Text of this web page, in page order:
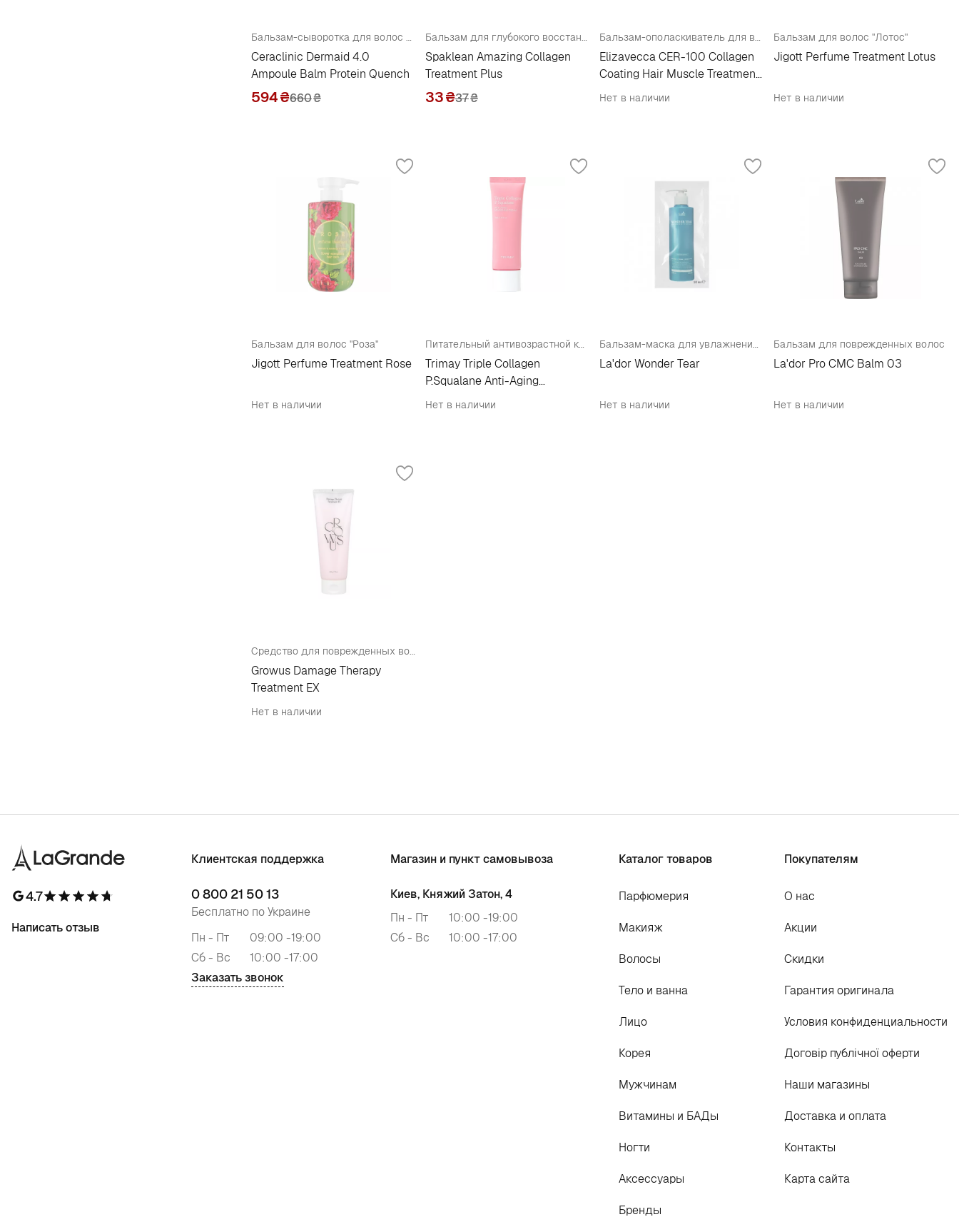
Бальзам-сыворотка для волос несмываемый "Восстановление и защита"
Ceraclinic Dermaid 4.0
Ampoule Balm Protein Quench
594₴660₴
Бальзам для глубокого восстановления и увлажнения поврежденных и сухих волос с коллагеном
Spaklean Amazing Collagen
Treatment Plus
33₴37₴
Бальзам-ополаскиватель для волос
Elizavecca CER-100 Collagen
Coating Hair Muscle Treatment
Rinse
Нет в наличии
Бальзам для волос "Лотос"
Jigott Perfume Treatment Lotus
Нет в наличии
Бальзам для волос "Роза"
Jigott Perfume Treatment Rose
Нет в наличии
Питательный антивозрастной крем
Trimay Triple Collagen
P.Squalane Anti-Aging
Nourishing Cream
Нет в наличии
Бальзам-маска для увлажнения, укрепления и придания волосам объема (пробник)
La'dor Wonder Tear
Нет в наличии
Бальзам для поврежденных волос
La'dor Pro CMC Balm 03
Нет в наличии
Средство для поврежденных волос
Growus Damage Therapy
Treatment EX
Нет в наличии
4.7
Написать отзыв
Клиентская поддержка
0 800 21 50 13
Бесплатно по Украине
Пн - Пт
09:00 -19:00
Сб - Вс
10:00 -17:00
Заказать звонок
Магазин и пункт самовывоза
Киев, Княжий Затон, 4
Пн - Пт
10:00 -19:00
Сб - Вс
10:00 -17:00
Каталог товаров
Парфюмерия
Макияж
Волосы
Тело и ванна
Лицо
Корея
Мужчинам
Витамины и БАДы
Ногти
Аксессуары
Бренды
Покупателям
О нас
Акции
Скидки
Гарантия оригинала
Условия конфиденциальности
Договір публічної оферти
Наши магазины
Доставка и оплата
Контакты
Карта сайта